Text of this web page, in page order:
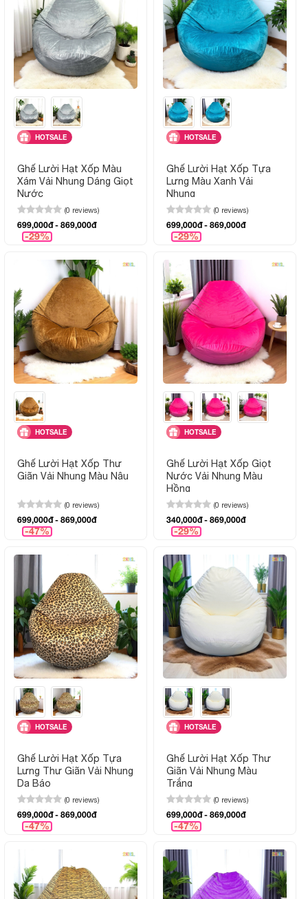
HOTSALE
Ghế Lười Hạt Xốp Màu
Xám Vải Nhung Dáng Giọt
Nước
(0 reviews)
699,000đ - 869,000đ
-29%
HOTSALE
Ghế Lười Hạt Xốp Tựa
Lưng Màu Xanh Vải
Nhung
(0 reviews)
699,000đ - 869,000đ
-29%
HOTSALE
Ghế Lười Hạt Xốp Thư
Giãn Vải Nhung Màu Nâu
(0 reviews)
699,000đ - 869,000đ
-47%
HOTSALE
Ghế Lười Hạt Xốp Giọt
Nước Vải Nhung Màu
Hồng
(0 reviews)
340,000đ - 869,000đ
-29%
HOTSALE
Ghế Lười Hạt Xốp Tựa
Lưng Thư Giãn Vải Nhung
Da Báo
(0 reviews)
699,000đ - 869,000đ
-47%
HOTSALE
Ghế Lười Hạt Xốp Thư
Giãn Vải Nhung Màu
Trắng
(0 reviews)
699,000đ - 869,000đ
-47%